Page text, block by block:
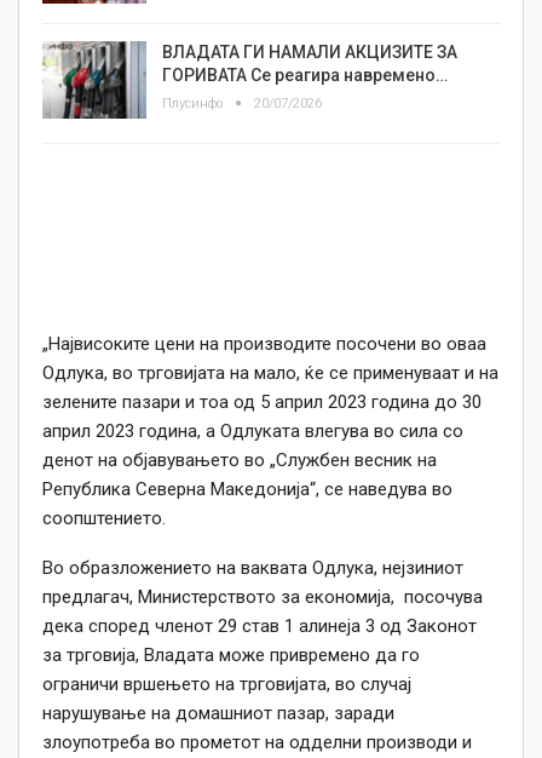
ВЛАДАТА ГИ НАМАЛИ АКЦИЗИТЕ ЗА
ГОРИВАТА Се реагира навремено…
Плусинфо 20/07/2026
„Највисоките цени на производите посочени во оваа
Одлука, во трговијата на мало, ќе се применуваат и на
зелените пазари и тоа од 5 април 2023 година до 30
април 2023 година, а Одлуката влегува во сила со
денот на објавувањето во „Службен весник на
Република Северна Македонија“, се наведува во
соопштението.
Во образложението на ваквата Одлука, нејзиниот
предлагач, Министерството за економија, посочува
дека според членот 29 став 1 алинеја 3 од Законот
за трговија, Владата може привремено да го
ограничи вршењето на трговијата, во случај
нарушување на домашниот пазар, заради
злоупотреба во прометот на одделни производи и